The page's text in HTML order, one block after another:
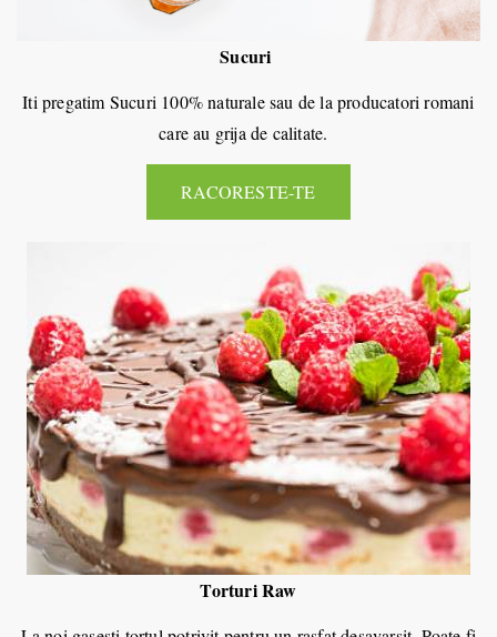
Sucuri
Iti pregatim Sucuri 100% naturale sau de la producatori romani
care au grija de calitate.
RACORESTE-TE
Torturi Raw